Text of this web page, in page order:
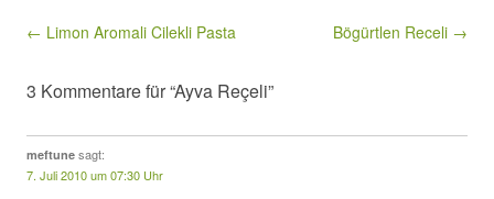
Beitragsnavigation
← Limon Aromali Cilekli Pasta Bögürtlen Receli →
3 Kommentare für “Ayva Reçeli”
meftune sagt:
7. Juli 2010 um 07:30 Uhr